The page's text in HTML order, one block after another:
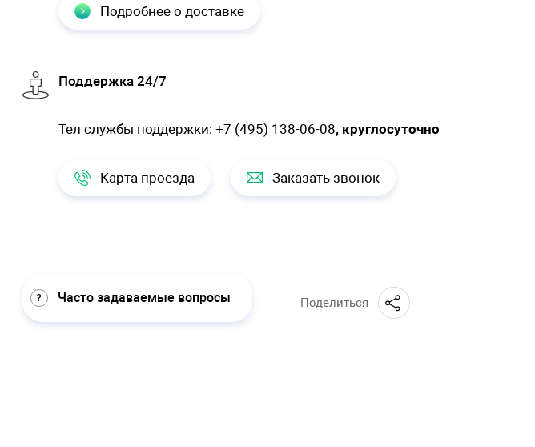
Подробнее о доставке
Поддержка 24/7
Тел службы поддержки: +7 (495) 138-06-08, круглосуточно
Карта проезда Заказать звонок
Часто задаваемые вопросы Поделиться